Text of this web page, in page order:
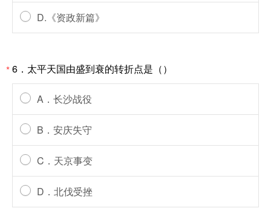
D.《资政新篇》
*6．太平天国由盛到衰的转折点是（）
A．长沙战役
B．安庆失守
C．天京事变
D．北伐受挫